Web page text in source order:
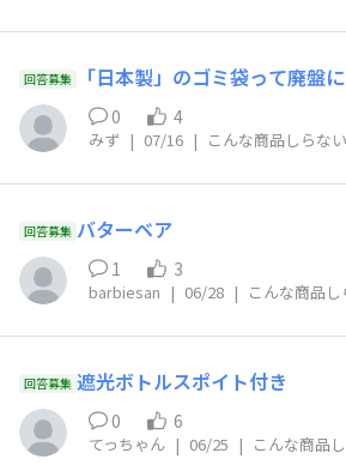
回答募集 「日本製」のゴミ袋って廃盤
0 4
みず | 07/16 | こんな商品しらな
回答募集 バターベア
1 3
barbiesan | 06/28 | こんな商品し
回答募集 遮光ボトルスポイト付き
0 6
てっちゃん | 06/25 | こんな商品